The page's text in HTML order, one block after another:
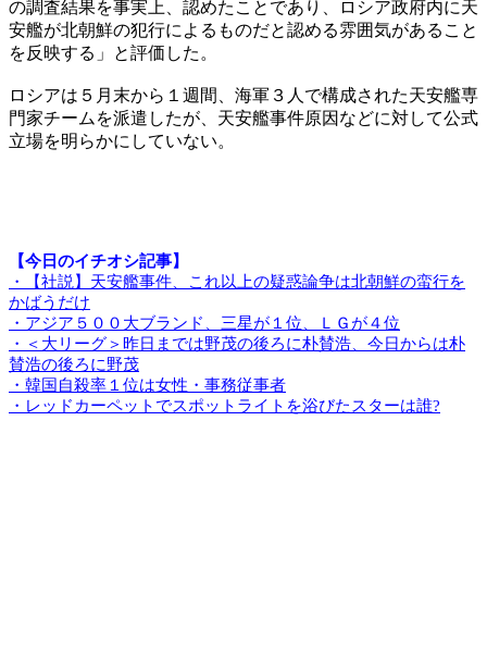
の調査結果を事実上、認めたことであり、ロシア政府内に天
安艦が北朝鮮の犯行によるものだと認める雰囲気があること
を反映する」と評価した。
ロシアは５月末から１週間、海軍３人で構成された天安艦専
門家チームを派遣したが、天安艦事件原因などに対して公式
立場を明らかにしていない。
【今日のイチオシ記事】
・【社説】天安艦事件、これ以上の疑惑論争は北朝鮮の蛮行を
かばうだけ
・アジア５００大ブランド、三星が１位、ＬＧが４位
・＜大リーグ＞昨日までは野茂の後ろに朴賛浩、今日からは朴
賛浩の後ろに野茂
・韓国自殺率１位は女性・事務従事者
・レッドカーペットでスポットライトを浴びたスターは誰?